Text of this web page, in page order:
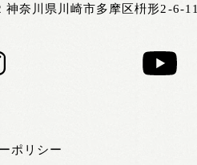
神奈川県川崎市多摩区枡形2-6-11
ポリシー